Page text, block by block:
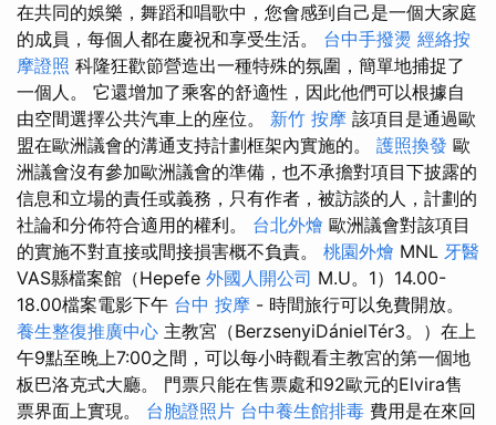
在共同的娛樂，舞蹈和唱歌中，您會感到自己是一個大家庭
的成員，每個人都在慶祝和享受生活。 台中手撥燙 經絡按
摩證照 科隆狂歡節營造出一種特殊的氛圍，簡單地捕捉了
一個人。 它還增加了乘客的舒適性，因此他們可以根據自
由空間選擇公共汽車上的座位。 新竹 按摩 該項目是通過歐
盟在歐洲議會的溝通支持計劃框架內實施的。 護照換發 歐
洲議會沒有參加歐洲議會的準備，也不承擔對項目下披露的
信息和立場的責任或義務，只有作者，被訪談的人，計劃的
社論和分佈符合適用的權利。 台北外燴 歐洲議會對該項目
的實施不對直接或間接損害概不負責。 桃園外燴 MNL 牙醫
VAS縣檔案館（Hepefe 外國人開公司 M.U。1）14.00-
18.00檔案電影下午 台中 按摩 - 時間旅行可以免費開放。
養生整復推廣中心 主教宮（BerzsenyiDánielTér3。）在上
午9點至晚上7:00之間，可以每小時觀看主教宮的第一個地
板巴洛克式大廳。 門票只能在售票處和92歐元的Elvira售
票界面上實現。 台胞證照片 台中養生館排毒 費用是在來回